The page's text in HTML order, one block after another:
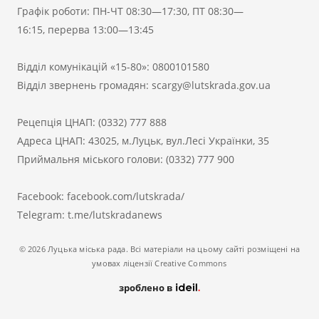
Графік роботи: ПН-ЧТ 08:30—17:30, ПТ 08:30—
16:15, перерва 13:00—13:45
Відділ комунікацій «15-80»: 0800101580
Відділ звернень громадян: scargy@lutskrada.gov.ua
Рецепція ЦНАП: (0332) 777 888
Адреса ЦНАП: 43025, м.Луцьк, вул.Лесі Українки, 35
Приймальня міського голови: (0332) 777 900
Facebook: facebook.com/lutskrada/
Telegram: t.me/lutskradanews
© 2026 Луцька міська рада. Всі матеріали на цьому сайті розміщені на
умовах ліцензії Creative Commons
зроблено в